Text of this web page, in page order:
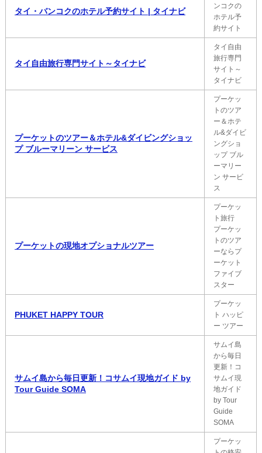
タイ・バンコクのホテル予約サイト | タイナビ
ンコクの
ホテル予
約サイト
タイ自由旅行専門サイト～タイナビ
タイ自由
旅行専門
サイト～
タイナビ
プーケットのツアー＆ホテル&ダイビングショッ
プ ブルーマリーン サービス
プーケッ
トのツア
ー＆ホテ
ル&ダイビ
ングショ
ップ ブル
ーマリー
ン サービ
ス
プーケットの現地オプショナルツアー
プーケッ
ト旅行
プーケッ
トのツア
ーならプ
ーケット
ファイブ
スター
PHUKET HAPPY TOUR
プーケッ
ト ハッピ
ー ツアー
サムイ島から毎日更新！コサムイ現地ガイド by
Tour Guide SOMA
サムイ島
から毎日
更新！コ
サムイ現
地ガイド
by Tour
Guide
SOMA
プーケッ